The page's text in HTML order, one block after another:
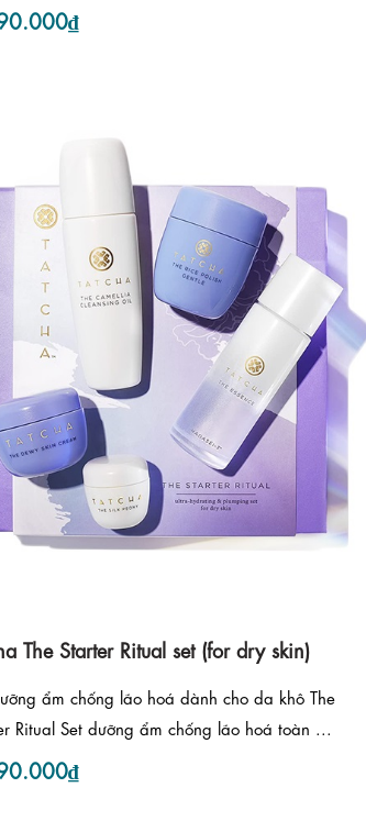
The Starter Ritual set (for dry skin)
ẩm chống lão hoá dành cho da khô The
Ritual Set dưỡng ẩm chống lão hoá toàn ...